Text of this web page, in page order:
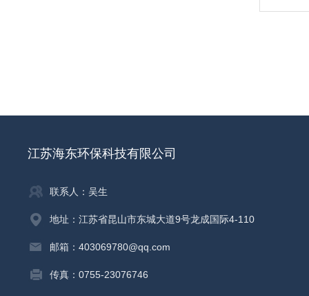
江苏海东环保科技有限公司
联系人：吴生
地址：江苏省昆山市东城大道9号龙成国际4-110
邮箱：403069780@qq.com
传真：0755-23076746